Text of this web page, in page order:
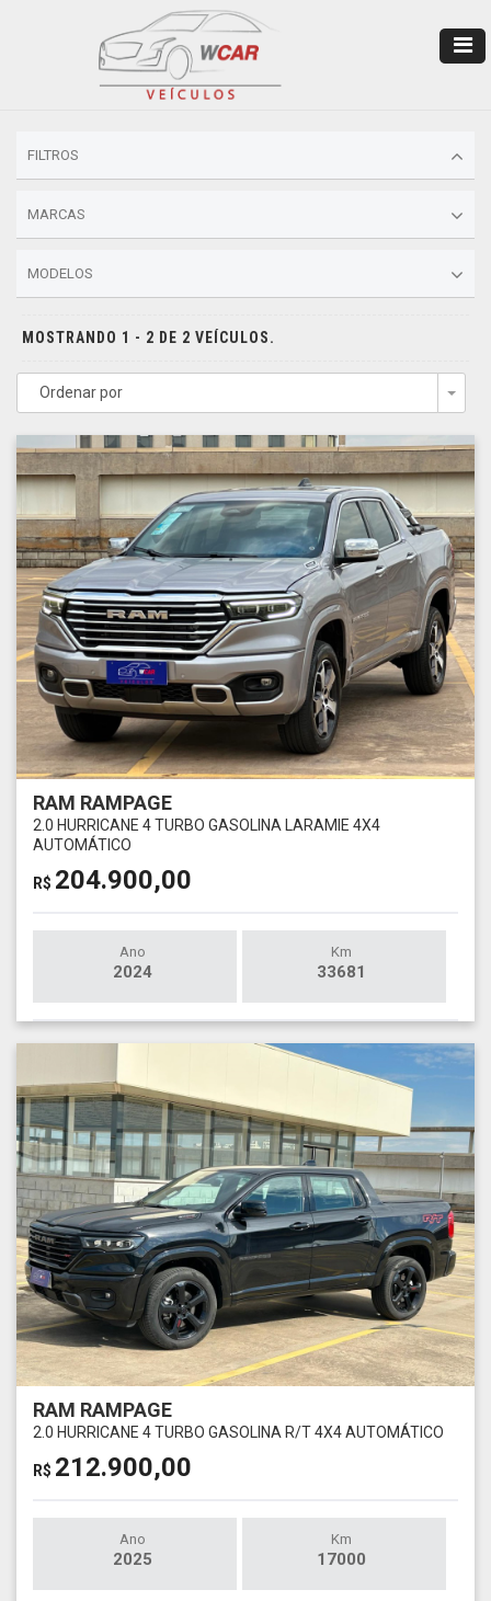
FILTROS
MARCAS
MODELOS
MOSTRANDO 1 - 2 DE 2 VEÍCULOS.
Ordenar por
RAM RAMPAGE
2.0 HURRICANE 4 TURBO GASOLINA LARAMIE 4X4
AUTOMÁTICO
R$ 204.900,00
Ano
2024
Km
33681
RAM RAMPAGE
2.0 HURRICANE 4 TURBO GASOLINA R/T 4X4 AUTOMÁTICO
R$ 212.900,00
Ano
2025
Km
17000